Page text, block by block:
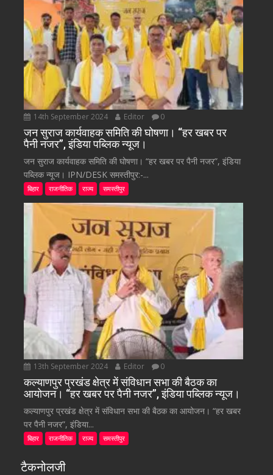
14th September 2024 Editor 0
जन सुराज कार्यवाहक समिति की घोषणा। “हर खबर पर
पैनी नजर”, इंडिया पब्लिक न्यूज।
जन सुराज कार्यवाहक समिति की घोषणा। “हर खबर पर पैनी नजर”, इंडिया
पब्लिक न्यूज। IPN/DESK समस्तीपुर:-...
बिहार राजनीतिक राज्य समस्तीपुर
13th September 2024 Editor 0
कल्याणपुर प्रखंड क्षेत्र में संविधान सभा की बैठक का
आयोजन। “हर खबर पर पैनी नजर”, इंडिया पब्लिक न्यूज।
कल्याणपुर प्रखंड क्षेत्र में संविधान सभा की बैठक का आयोजन। “हर खबर
पर पैनी नजर”, इंडिया...
बिहार राजनीतिक राज्य समस्तीपुर
टैकनोलजी